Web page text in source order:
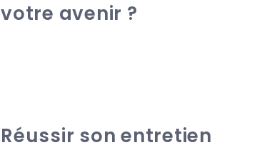
votre avenir ?
Réussir son entretien